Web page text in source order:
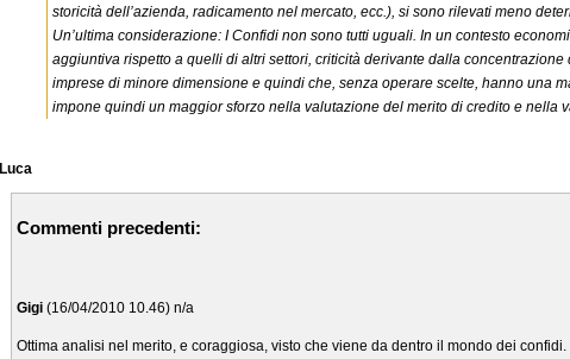
storicità dell’azienda, radicamento nel mercato, ecc.), si sono rilevati meno
Un’ultima considerazione: I Confidi non sono tutti uguali. In un contesto
aggiuntiva rispetto a quelli di altri settori, criticità derivante dalla
imprese di minore dimensione e quindi che, senza operare scelte, hanno una
impone quindi un maggior sforzo nella valutazione del merito di credito e nella
Luca
Commenti precedenti:
Gigi (16/04/2010 10.46) n/a
Ottima analisi nel merito, e coraggiosa, visto che viene da dentro il mondo dei confidi.